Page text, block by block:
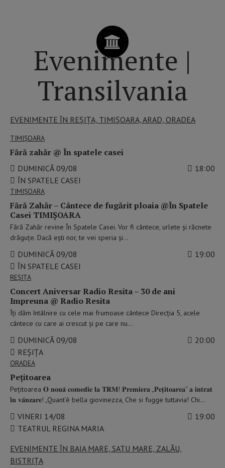
Evenimente |
Transilvania
EVENIMENTE ÎN REȘIȚA, TIMIȘOARA, ARAD, ORADEA
TIMIŞOARA
Fără zahăr @ În spatele casei
DUMINICĂ 09/08
18:00
ÎN SPATELE CASEI
TIMIŞOARA
Fără Zahăr – Cântece de fugărit ploaia @În Spatele
Casei TIMIŞOARA
Fără Zahăr revine În Spatele Casei. Vor fi cântece, urlete şi răcnete
drăguţe. Dacă eşti nor, te vei speria şi…
DUMINICĂ 09/08
19:00
ÎN SPATELE CASEI
REȘIȚA
Concert Aniversar Radio Resita – 30 de ani
Impreuna @ Radio Resita
Îți dăm întâlnire cu cele mai frumoase cântece Direcția 5, acele
cântece cu care ai crescut și pe care nu…
DUMINICĂ 09/08
20:00
REȘIȚA
ORADEA
Pețitoarea
Pețitoarea 𝐎 𝐧𝐨𝐮𝐚̆ 𝐜𝐨𝐦𝐞𝐝𝐢𝐞 𝐥𝐚 𝐓𝐑𝐌! 𝐏𝐫𝐞𝐦𝐢𝐞𝐫𝐚 „𝐏𝐞𝐭̦𝐢𝐭𝐨𝐚𝐫𝐞𝐚” 𝐚 𝐢𝐧𝐭𝐫𝐚𝐭
𝐢̂𝐧 𝐯𝐚̂𝐧𝐳𝐚𝐫𝐞! „Quant’è bella giovinezza, Che si fugge tuttavia! Chi…
VINERI 14/08
19:00
TEATRUL REGINA MARIA
EVENIMENTE ÎN BAIA MARE, SATU MARE, ZALĂU,
BISTRIȚA